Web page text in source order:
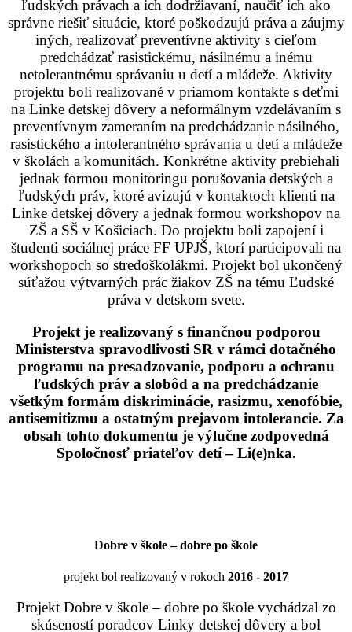
ľudských právach a ich dodržiavaní, naučiť ich ako
správne riešiť situácie, ktoré poškodzujú práva a záujmy
iných, realizovať preventívne aktivity s cieľom
predchádzať rasistickému, násilnému a inému
netolerantnému správaniu u detí a mládeže. Aktivity
projektu boli realizované v priamom kontakte s deťmi
na Linke detskej dôvery a neformálnym vzdelávaním s
preventívnym zameraním na predchádzanie násilného,
rasistického a intolerantného správania u detí a mládeže
v školách a komunitách. Konkrétne aktivity prebiehali
jednak formou monitoringu porušovania detských a
ľudských práv, ktoré avizujú v kontaktoch klienti na
Linke detskej dôvery a jednak formou workshopov na
ZŠ a SŠ v Košiciach. Do projektu boli zapojení i
študenti sociálnej práce FF UPJŠ, ktorí participovali na
workshopoch so stredoškolákmi. Projekt bol ukončený
súťažou výtvarných prác žiakov ZŠ na tému Ľudské
práva v detskom svete.
Projekt je realizovaný s finančnou podporou
Ministerstva spravodlivosti SR v rámci dotačného
programu na presadzovanie, podporu a ochranu
ľudských práv a slobôd a na predchádzanie
všetkým formám diskriminácie, rasizmu, xenofóbie,
antisemitizmu a ostatným prejavom intolerancie. Za
obsah tohto dokumentu je výlučne zodpovedná
Spoločnosť priateľov detí – Li(e)nka.
Dobre v škole – dobre po škole
projekt bol realizovaný v rokoch 2016 - 2017
Projekt Dobre v škole – dobre po škole vychádzal zo
skúseností poradcov Linky detskej dôvery a bol